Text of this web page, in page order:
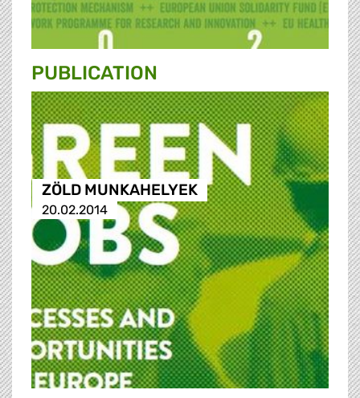
PUBLICATION
ZÖLD MUNKAHELYEK
20.02.2014